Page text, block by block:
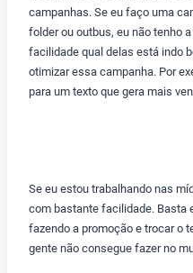
campanhas. Se eu faço uma
folder ou outbus, eu não tenho
facilidade qual delas está indo
otimizar essa campanha. Por
para um texto que gera mais
Se eu estou trabalhando nas
com bastante facilidade. Basta
fazendo a promoção e trocar o
gente não consegue fazer no